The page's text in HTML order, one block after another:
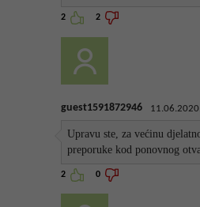
2 2
guest1591872946
Upravu ste, za većinu
preporuke kod ponovnog
2 0